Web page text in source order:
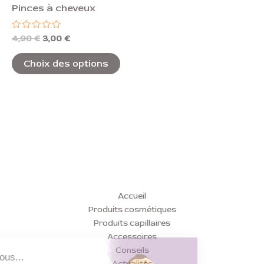
Pinces à cheveux
Note
sur
5
4,90€ 3,00 €
Choix des options
du
Accueil
Produits cosmétiques
Produits capillaires
Accessoires
Conseils